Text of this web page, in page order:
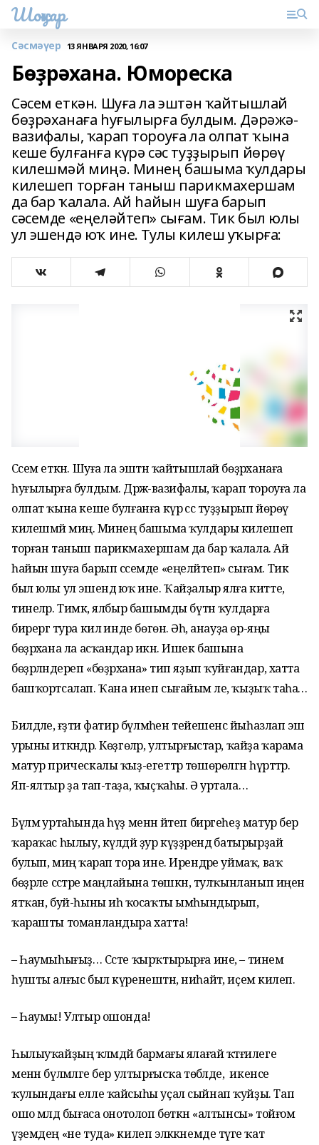
Шоңҡар
Сәсмәүер 13 ЯНВАРЯ 2020, 16:07
Бөҙрәхана. Юмореска
Сәсем еткән. Шуға ла эштән ҡайтышлай
бөҙрәханаға һуғылырға булдым. Дәрәжә-
вазифалы, ҡарап тороуға ла олпат ҡына
кеше булғанға күрә сәс туҙҙырып йөрөү
килешмәй миңә. Минең башыма ҡулдары
килешеп торған таныш парикмахершам
да бар ҡалала. Ай һайын шуға барып
сәсемде «еңеләйтеп» сығам. Тик был юлы
ул эшендә юҡ ине. Тулы килеш уҡырға:
Сәсем еткән. Шуға ла эштән ҡайтышлай бөҙрәханаға
һуғылырға булдым. Дәрәжә-вазифалы, ҡарап тороуға ла
олпат ҡына кеше булғанға күрә сәс туҙҙырып йөрөү
килешмәй миңә. Минең башыма ҡулдары килешеп
торған таныш парикмахершам да бар ҡалала. Ай
һайын шуға барып сәсемде «еңеләйтеп» сығам. Тик
был юлы ул эшендә юҡ ине. Ҡайҙалыр ялға китте,
тинеләр. Тимәк, ялбыр башымды бүтән ҡулдарға
бирергә тура килә инде бөгөн. Әһә, анауҙа өр-яңы
бөҙрәхана ла асҡандар икән. Ишек башына
бөҙрәләндереп «бөҙрәхана» тип яҙып ҡуйғандар, хатта
башҡортсалап. Ҡана инеп сығайым әле, ҡыҙыҡ таһа…
Билдәле, ғәҙәти фатир бүлмәһен тейешенсә йыһазлап эш
урыны иткәндәр. Көҙгөләр, ултырғыстар, ҡайҙа ҡарама
матур прическалы ҡыҙ-егеттәр төшөрөлгән һүрәттәр.
Яп-ялтыр ҙа тап-таҙа, ҡыҫҡаһы. Ә уртала…
Бүлмә уртаһында һүҙ менән әйтеп биргеһеҙ матур бер
ҡараҡас һылыу, күлдәй ҙур күҙҙәрендә батырырҙай
булып, миңә ҡарап тора ине. Ирендәре уймаҡ, ваҡ
бөҙрәле сәстәре маңлайына төшкән, тулҡынланып иңенә
ятҡан, буй-һыны иһә ҡосаҡты ымһындырып,
ҡарашты томанландыра хатта!
– Һаумыһығыҙ… Сәсте ҡырҡтырырға ине, – тинем
һушты алғыс был күренештән, ниһайәт, иҫемә килеп.
– Һаумы! Ултыр ошонда!
Һылыуҡайҙың ҡәләмдәй бармағы ялағай ҡәтғилеге
менән бүлмәләге бер ултырғысҡа төбәлде, ә икенсе
ҡулындағы елле ҡайсыһы уҫал сыйнап ҡуйҙы. Тап
ошо мәлдә бығаса онотолоп бөткән «алтынсы» тойғом
үҙемдең «не туда» килеп эләккәнемде тәүге ҡат